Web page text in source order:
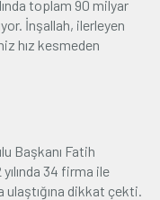
toplam 90 milyar
İnşallah, ilerleyen
hız kesmeden
Başkanı Fatih
34 firma ile
ulaştığına dikkat çekti.